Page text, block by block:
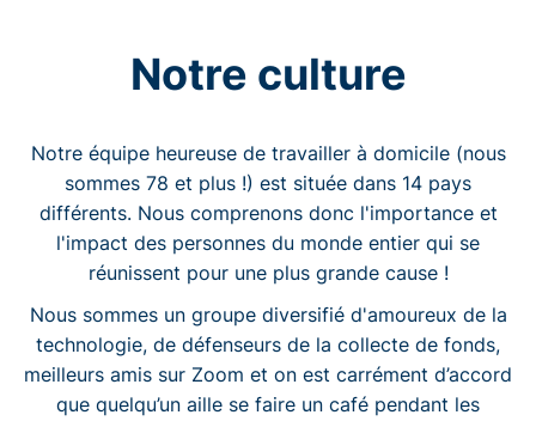
Notre culture
Notre équipe heureuse de travailler à domicile (nous
sommes 78 et plus !) est située dans 14 pays
différents. Nous comprenons donc l'importance et
l'impact des personnes du monde entier qui se
réunissent pour une plus grande cause !
Nous sommes un groupe diversifié d'amoureux de la
technologie, de défenseurs de la collecte de fonds,
meilleurs amis sur Zoom et on est carrément d’accord
que quelqu’un aille se faire un café pendant les